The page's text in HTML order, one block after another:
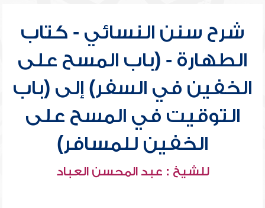
شرح سنن النسائي - كتاب
الطهارة - (باب المسح على
الخفين في السفر) إلى (باب
التوقيت في المسح على
الخفين للمسافر)
للشيخ : عبد المحسن العباد